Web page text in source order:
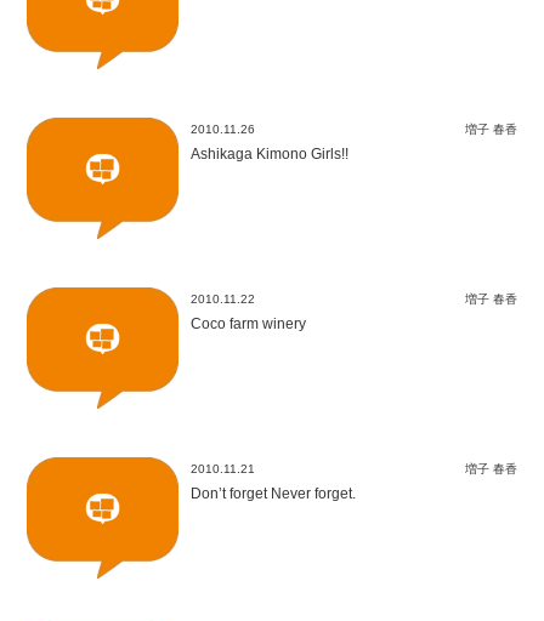
2010.11.26
Ashikaga Kimono Girls!!
増子 春香
2010.11.22
Coco farm winery
増子 春香
2010.11.21
Don’t forget Never forget.
増子 春香